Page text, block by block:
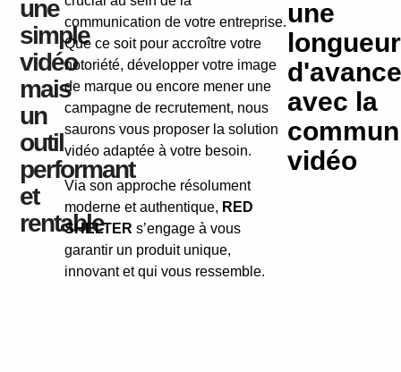
une
simple
vidéo
mais
un
outil
performant
et
rentable
communication de votre entreprise.
Que ce soit pour accroître votre
notoriété, développer votre image
de marque ou encore mener une
campagne de recrutement, nous
saurons vous proposer la solution
vidéo adaptée à votre besoin.
Via son approche résolument
moderne et authentique, RED
SHELTER s’engage à vous
garantir un produit unique,
innovant et qui vous ressemble.
une
longueur
d'avance
avec la
vidéo